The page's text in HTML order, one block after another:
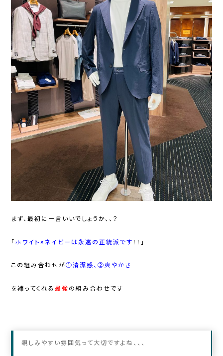
まず、最初に一言いいでしょうか、、？
「 ホワイト×ネイビーは永遠の正統派です ！！」
この組み合わせが①清潔感、②爽やかさ
を補ってくれる最強 の組み合わせです
親しみやすい雰囲気って大切ですよね、、、